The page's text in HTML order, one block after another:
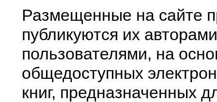
Размещенные на сайте
публикуются их
пользователями, на
общедоступных
книг, предназначенных